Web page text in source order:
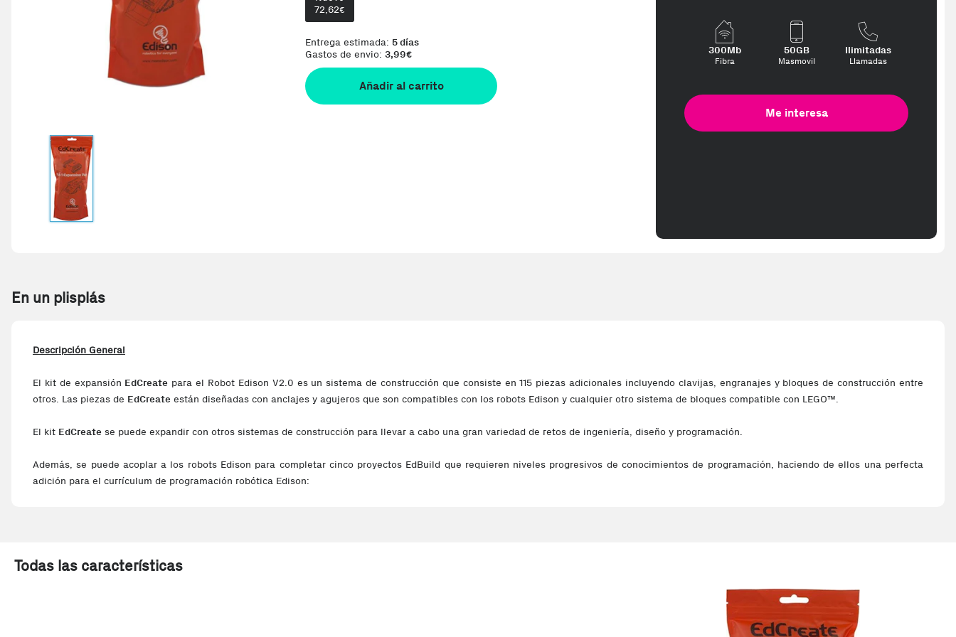
72,62€
Entrega estimada: 5 días
Gastos de envio: 3,99€
Añadir al carrito
300Mb
Fibra
50GB
Masmovil
Ilimitadas
Llamadas
Me interesa
En un plisplás
Descripción General
El kit de expansión EdCreate para el Robot Edison V2.0 es un sistema de construcción que consiste en 115 piezas adicionales incluyendo clavijas, engranajes y bloques de construcción entre
otros. Las piezas de EdCreate están diseñadas con anclajes y agujeros que son compatibles con los robots Edison y cualquier otro sistema de bloques compatible con LEGO™.
El kit EdCreate se puede expandir con otros sistemas de construcción para llevar a cabo una gran variedad de retos de ingeniería, diseño y programación.
Además, se puede acoplar a los robots Edison para completar cinco proyectos EdBuild que requieren niveles progresivos de conocimientos de programación, haciendo de ellos una perfecta
adición para el currículum de programación robótica Edison:
El EdTank básico necesita un robot Edison que se puede programar para conducir hacia delante, hacia atrás y girar a la derecha o a la izquierda utilizando códigos de barras y mandos a
Todas las características